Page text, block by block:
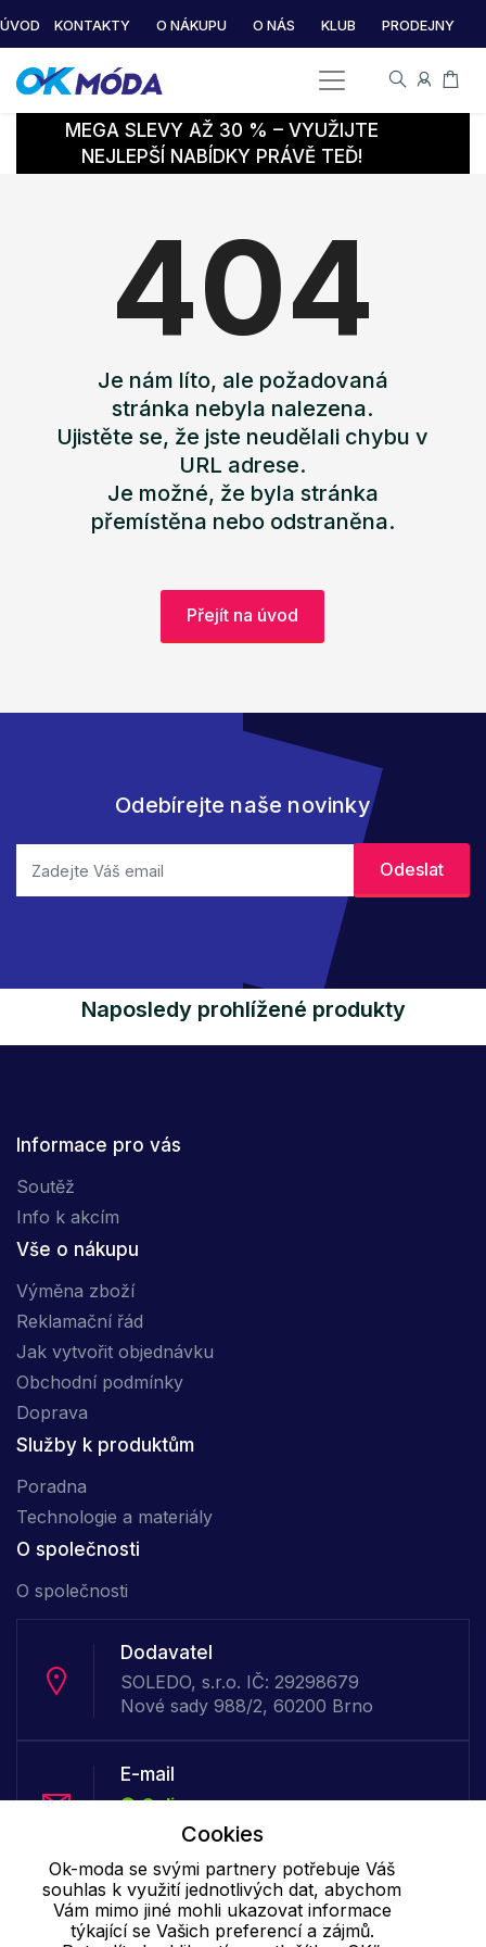
ÚVOD KONTAKTY O NÁKUPU O NÁS KLUB PRODEJNY
MEGA SLEVY AŽ 30 % – VYUŽIJTE
NEJLEPŠÍ NABÍDKY PRÁVĚ TEĎ!
404
Je nám líto, ale požadovaná
stránka nebyla nalezena.
Ujistěte se, že jste neudělali chybu v
URL adrese.
Je možné, že byla stránka
přemístěna nebo odstraněna.
Přejít na úvod
Odebírejte naše novinky
Naposledy prohlížené produkty
Informace pro vás
Soutěž
Info k akcím
Vše o nákupu
Výměna zboží
Reklamační řád
Jak vytvořit objednávku
Obchodní podmínky
Doprava
Služby k produktům
Poradna
Technologie a materiály
O společnosti
O společnosti
Dodavatel
SOLEDO, s.r.o. IČ: 29298679
Nové sady 988/2, 60200 Brno
E-mail
Online
info@ok-moda.cz
Telefon :
Offline
Cookies
Ok-moda se svými partnery potřebuje Váš
souhlas k využití jednotlivých dat, abychom
Vám mimo jiné mohli ukazovat informace
týkající se Vašich preferencí a zájmů.